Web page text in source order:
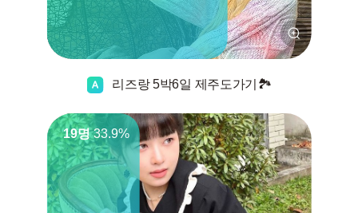
리즈랑 5박6일 제주도가기🏞
19명 33.9%